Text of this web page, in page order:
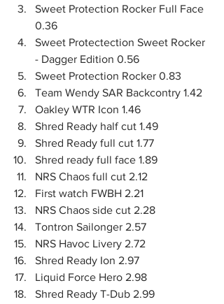
Sweet Protection Rocker Full Face
0.36
Sweet Protectection Sweet Rocker
- Dagger Edition 0.56
Sweet Protection Rocker 0.83
Team Wendy SAR Backcontry 1.42
Oakley WTR Icon 1.46
Shred Ready half cut 1.49
Shred Ready full cut 1.77
Shred ready full face 1.89
NRS Chaos full cut 2.12
First watch FWBH 2.21
NRS Chaos side cut 2.28
Tontron Sailonger 2.57
NRS Havoc Livery 2.72
Shred Ready Ion 2.97
Liquid Force Hero 2.98
Shred Ready T-Dub 2.99